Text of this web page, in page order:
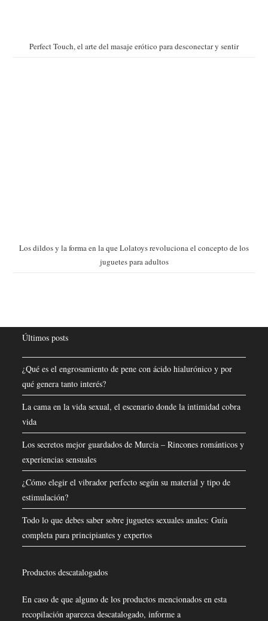
Perfect Touch, el arte del masaje erótico para desconectar y sentir
Los dildos y la forma en la que Lolatoys revoluciona el concepto de los
juguetes para adultos
Últimos posts
¿Qué es el engrosamiento de pene con ácido hialurónico y por
qué genera tanto interés?
La cama en la vida sexual, el escenario donde la intimidad cobra
vida
Los secretos mejor guardados de Murcia – Rincones románticos y
experiencias sensuales
¿Cómo elegir el vibrador perfecto según su material y tipo de
estimulación?
Todo lo que debes saber sobre juguetes sexuales anales: Guía
completa para principiantes y expertos
Productos descatalogados
En caso de que alguno de los productos mencionados en esta
recopilación aparezca descatalogado, informe a